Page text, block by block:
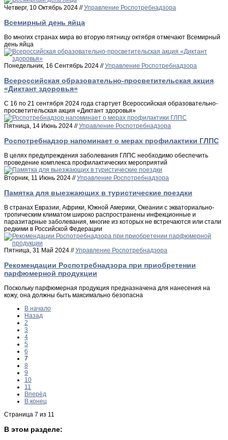
Четверг, 10 Октябрь 2024 //Управление Роспотребнадзора
Всемирный день яйца
Во многих странах мира во вторую пятницу октября отмечают Всемирный
день яйца
Понедельник, 16 Сентябрь 2024 //Управление Роспотребнадзора
Всероссийская образовательно-просветительская акция
«Диктант здоровья»
С 16 по 21 сентября 2024 года стартует Всероссийская образовательно-
просветительская акция «Диктант здоровья»
Пятница, 14 Июнь 2024 //Управление Роспотребнадзора
Роспотребнадзор напоминает о мерах профилактики ГЛПС
В целях предупреждения заболевания ГЛПС необходимо обеспечить
проведение комплекса профилактических мероприятий
Вторник, 11 Июнь 2024 //Управление Роспотребнадзора
Памятка для выезжающих в туристические поездки
В странах Евразии, Африки, Южной Америки, Океании с экваториально-
тропическим климатом широко распространены инфекционные и
паразитарные заболевания, многие из которых не встречаются или стали
редкими в Российской Федерации
Пятница, 31 Май 2024 //Управление Роспотребнадзора
Рекомендации Роспотребнадзора при приобретении
парфюмерной продукции
Поскольку парфюмерная продукция предназначена для нанесения на
кожу, она должны быть максимально безопасна
В начало
Назад
2
3
4
5
6
7
8
9
10
11
Вперёд
В конец
Страница 7 из 11
В этом разделе: